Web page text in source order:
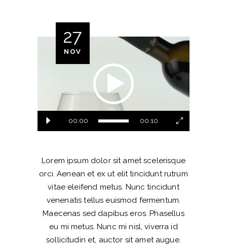
27
NOV
00:00 00:10
Lorem ipsum dolor sit amet scelerisque
orci. Aenean et ex ut elit tincidunt rutrum
vitae eleifend metus. Nunc tincidunt
venenatis tellus euismod fermentum.
Maecenas sed dapibus eros. Phasellus
eu mi metus. Nunc mi nisl, viverra id
sollicitudin et, auctor sit amet augue.